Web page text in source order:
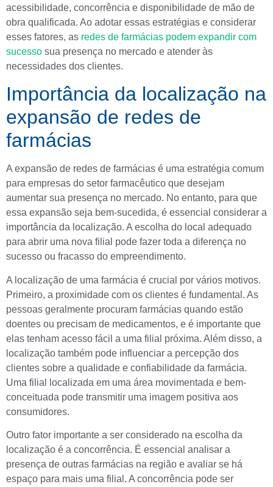
acessibilidade, concorrência e disponibilidade de mão de
obra qualificada. Ao adotar essas estratégias e considerar
esses fatores, as redes de farmácias podem expandir com
sucesso sua presença no mercado e atender às
necessidades dos clientes.
Importância da localização na
expansão de redes de
farmácias
A expansão de redes de farmácias é uma estratégia comum
para empresas do setor farmacêutico que desejam
aumentar sua presença no mercado. No entanto, para que
essa expansão seja bem-sucedida, é essencial considerar a
importância da localização. A escolha do local adequado
para abrir uma nova filial pode fazer toda a diferença no
sucesso ou fracasso do empreendimento.
A localização de uma farmácia é crucial por vários motivos.
Primeiro, a proximidade com os clientes é fundamental. As
pessoas geralmente procuram farmácias quando estão
doentes ou precisam de medicamentos, e é importante que
elas tenham acesso fácil a uma filial próxima. Além disso, a
localização também pode influenciar a percepção dos
clientes sobre a qualidade e confiabilidade da farmácia.
Uma filial localizada em uma área movimentada e bem-
conceituada pode transmitir uma imagem positiva aos
consumidores.
Outro fator importante a ser considerado na escolha da
localização é a concorrência. É essencial analisar a
presença de outras farmácias na região e avaliar se há
espaço para mais uma filial. A concorrência pode ser